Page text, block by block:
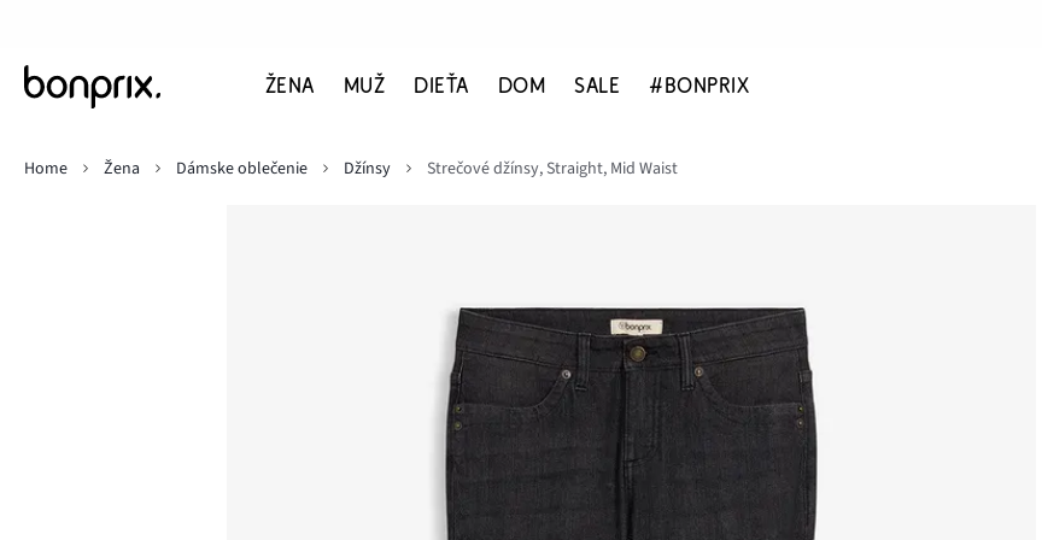
ŽENA MUŽ DIEŤA DOM SALE #BONPRIX
Home
Žena Dámske oblečenie Džínsy Strečové džínsy, Straight, Mid Waist